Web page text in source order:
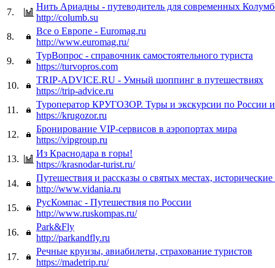
7.
Нить Ариадны - путеводитель для современных
http://columb.su
8.
Все о Европе - Euromag.ru
http://www.euromag.ru/
9.
ТурВопрос - справочник самостоятельного туриста
https://turvopros.com
10.
TRIP-ADVICE.RU - Умный шоппинг в путешествиях
https://trip-advice.ru
11.
Туроператор КРУГОЗОР. Туры и экскурсии по России
https://krugozor.ru
12.
Бронирование VIP-сервисов в аэропортах мира
https://vipgroup.ru
13.
Из Краснодара в горы!
https://krasnodar-turist.ru/
14.
Путешествия и рассказы о святых местах,
http://www.vidania.ru
15.
РусКомпас - Путешествия по России
http://www.ruskompas.ru/
16.
Park&Fly
http://parkandfly.ru
17.
Речные круизы, авиабилеты, страхование туристов
https://madetrip.ru/